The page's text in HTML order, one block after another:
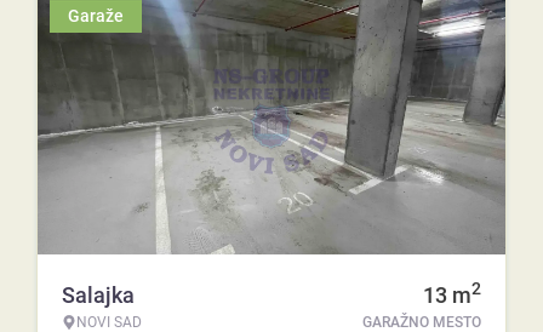
Garaže
Salajka
NOVI SAD
13 m2
GARAŽNO MESTO